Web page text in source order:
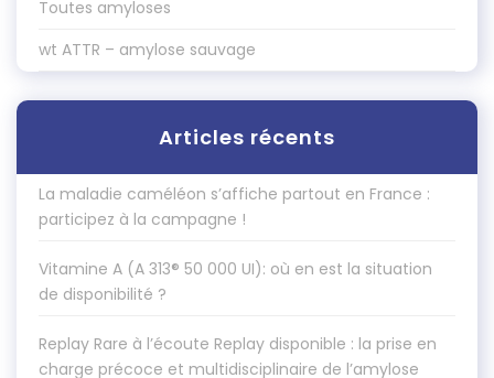
Toutes amyloses
wt ATTR – amylose sauvage
Articles récents
La maladie caméléon s’affiche partout en France :
participez à la campagne !
Vitamine A (A 313® 50 000 UI): où en est la situation
de disponibilité ?
Replay Rare à l’écoute Replay disponible : la prise en
charge précoce et multidisciplinaire de l’amylose